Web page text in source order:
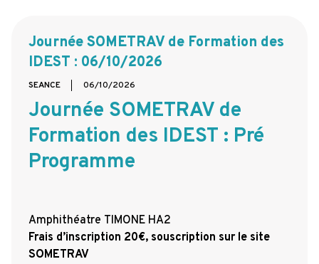
Journée SOMETRAV de Formation des
IDEST : 06/10/2026
SEANCE 06/10/2026
Journée SOMETRAV de
Formation des IDEST : Pré
Programme
Amphithéatre TIMONE HA2
Frais d’inscription 20€, souscription sur le site
SOMETRAV